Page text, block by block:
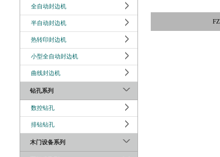
全自动封边机
半自动封边机
热转印封边机
小型全自动封边机
曲线封边机
钻孔系列
数控钻孔
排钻钻孔
木门设备系列